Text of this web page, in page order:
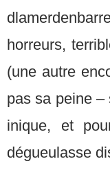
horreurs,
(une autre
pas sa peine
inique, et
dégueulasse